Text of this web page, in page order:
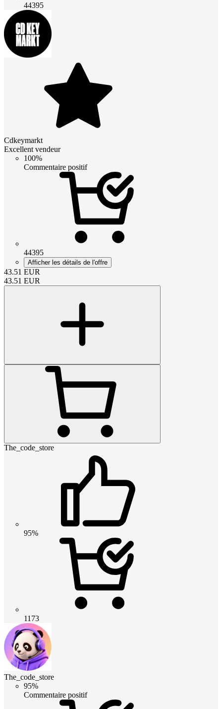
44395
Cdkeymarkt
Excellent vendeur
100%
Commentaire positif
44395
Afficher les détails de l'offre
43.51 EUR
43.51 EUR
The_code_store
95%
1173
The_code_store
95%
Commentaire positif